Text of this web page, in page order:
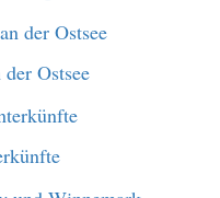
Ostsee